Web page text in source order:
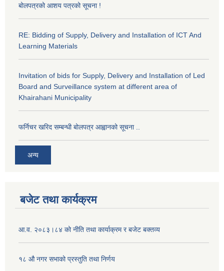
बोलपत्रको आशय पत्रको सूचना !
RE: Bidding of Supply, Delivery and Installation of ICT And
Learning Materials
Invitation of bids for Supply, Delivery and Installation of Led
Board and Surveillance system at different area of
Khairahani Municipality
फर्निचर खरिद सम्बन्धी बोलपत्र आह्वानको सूचना ..
अन्य
बजेट तथा कार्यक्रम
आ.व. २०८३।८४ को नीति तथा कार्याक्रम र बजेट बक्तव्य
१८ औ नगर सभाको प्रस्तुति तथा निर्णय